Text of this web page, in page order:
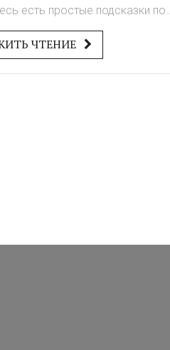
есть простые подсказки по
погоде и снастям. В тексте вы
как подстроиться под
и получить больше
ЧТЕНИЕ